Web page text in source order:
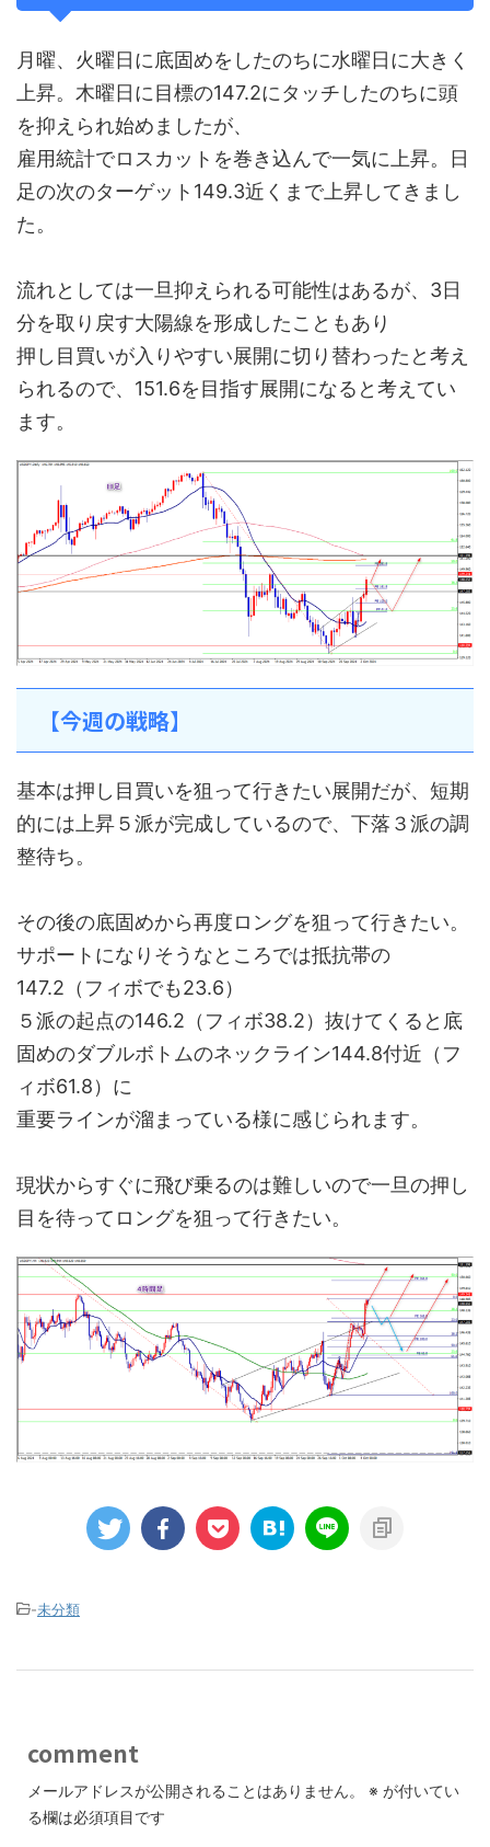
月曜、火曜日に底固めをしたのちに水曜日に大きく
上昇。木曜日に目標の147.2にタッチしたのちに頭
を抑えられ始めましたが、
雇用統計でロスカットを巻き込んで一気に上昇。日
足の次のターゲット149.3近くまで上昇してきまし
た。
流れとしては一旦抑えられる可能性はあるが、3日
分を取り戻す大陽線を形成したこともあり
押し目買いが入りやすい展開に切り替わったと考え
られるので、151.6を目指す展開になると考えてい
ます。
【今週の戦略】
基本は押し目買いを狙って行きたい展開だが、短期
的には上昇５派が完成しているので、下落３派の調
整待ち。
その後の底固めから再度ロングを狙って行きたい。
サポートになりそうなところでは抵抗帯の
147.2（フィボでも23.6）
５派の起点の146.2（フィボ38.2）抜けてくると底
固めのダブルボトムのネックライン144.8付近（フ
ィボ61.8）に
重要ラインが溜まっている様に感じられます。
現状からすぐに飛び乗るのは難しいので一旦の押し
目を待ってロングを狙って行きたい。
-未分類
comment
メールアドレスが公開されることはありません。 ※ が付いてい
る欄は必須項目です